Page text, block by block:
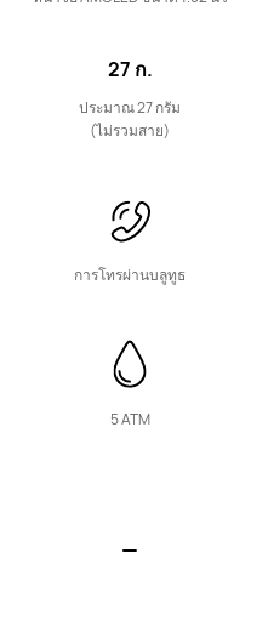
HUAWEI Band 11
เรียนรู้เพิ่มเติม
เรียนรู้เพิ่มเติม
27 ก.
ประมาณ 27 กรัม
(ไม่รวมสาย)
การโทรผ่านบลูทูธ
5 ATM